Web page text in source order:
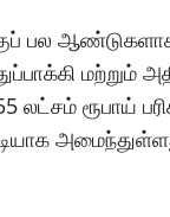
பல
55 லட்சம்